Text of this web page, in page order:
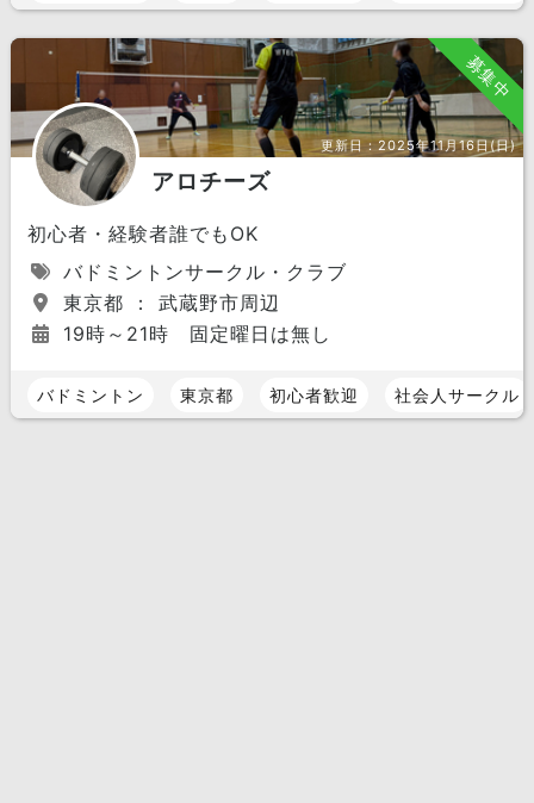
募集中
更新日：2025年11月16日(日)
アロチーズ
初心者・経験者誰でもOK
バドミントンサークル・クラブ
東京都 ： 武蔵野市周辺
19時～21時 固定曜日は無し
バドミントン 東京都 初心者歓迎 社会人サークル